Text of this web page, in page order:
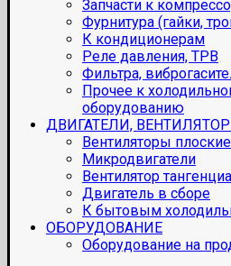
Запчасти к
Фурнитура (гайки,
К кондиционерам
Реле давления, ТРВ
Фильтра,
Прочее к
оборудованию
ДВИГАТЕЛИ,
Вентиляторы плоские
Микродвигатели
Вентилятор
Двигатель в сборе
К бытовым
ОБОРУДОВАНИЕ
Оборудование на